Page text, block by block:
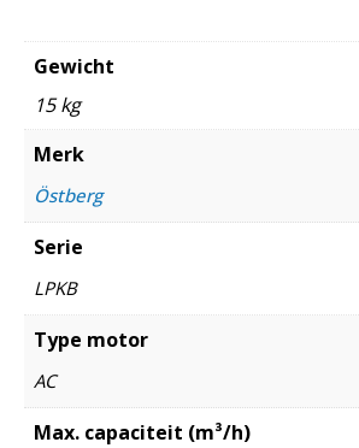
Gewicht
15 kg
Merk
Östberg
Serie
LPKB
Type motor
AC
Max. capaciteit (m³/h)